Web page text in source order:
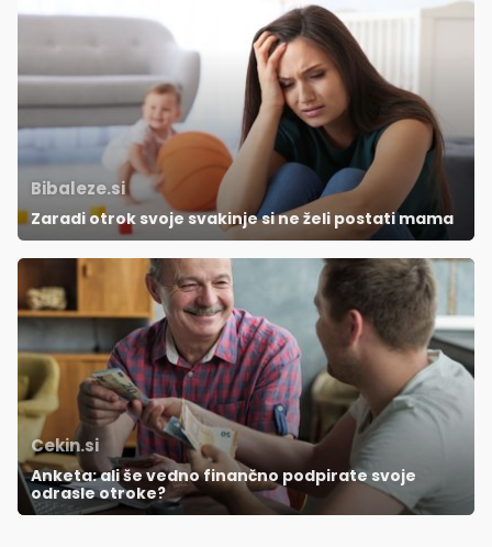
Bibaleze.si
Zaradi otrok svoje svakinje si ne želi postati mama
Cekin.si
Anketa: ali še vedno finančno podpirate svoje
odrasle otroke?